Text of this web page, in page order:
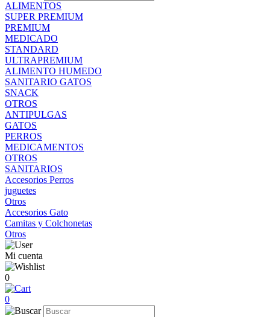
ALIMENTOS
SUPER PREMIUM
PREMIUM
MEDICADO
STANDARD
ULTRAPREMIUM
ALIMENTO HUMEDO
SANITARIO GATOS
SNACK
OTROS
ANTIPULGAS
GATOS
PERROS
MEDICAMENTOS
OTROS
SANITARIOS
Accesorios Perros
juguetes
Otros
Accesorios Gato
Camitas y Colchonetas
Otros
Mi cuenta
0
0